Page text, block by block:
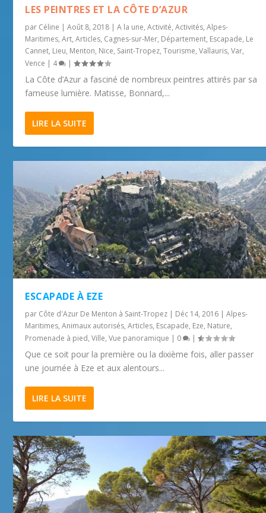
LES PEINTRES ET LA CÔTE D’AZUR
par Céline |Août 8, 2018 |A la une,Activité,Activités,Alpes-
Maritimes,Art,Articles, Cagnes-sur-Mer, Département, Escapade, Le
Cannet, Lieu, Menton, Nice, Saint-Tropez,Tourisme,Vallauris,Var,
Vence | 4 |
La Côte d’Azur a fasciné de nombreux peintres attirés par sa
fameuse lumière. Matisse, Bonnard,...
LIRE LA SUITE
ESCAPADE À EZE
par Côte d'Azur De Menton à Saint-Tropez | Déc 14, 2016 |Alpes-
Maritimes,Animaux autorisés,Articles, Escapade, Eze, Nature,
Promenade à pied,Ville,Vue panoramique | 0 |
Que ce soit pour la première ou la dixième fois, aller passer
une journée à Eze et aux alentours...
LIRE LA SUITE